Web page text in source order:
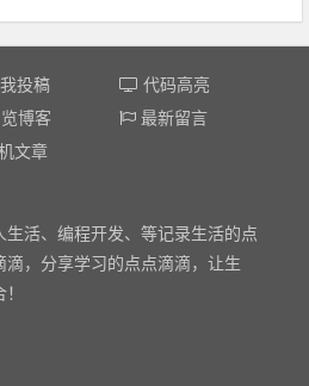
投稿
代码高亮
博客
最新留言
文章
活、编程开发、等记录生活的点
滴，分享学习的点点滴滴，让生